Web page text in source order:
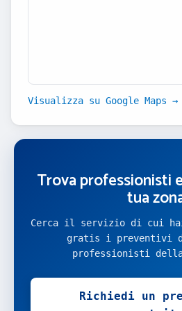
Visualizza su Google Maps →
Trova professionisti
tua
Cerca il servizio di cui
gratis i preventivi
professionisti
Richiedi un